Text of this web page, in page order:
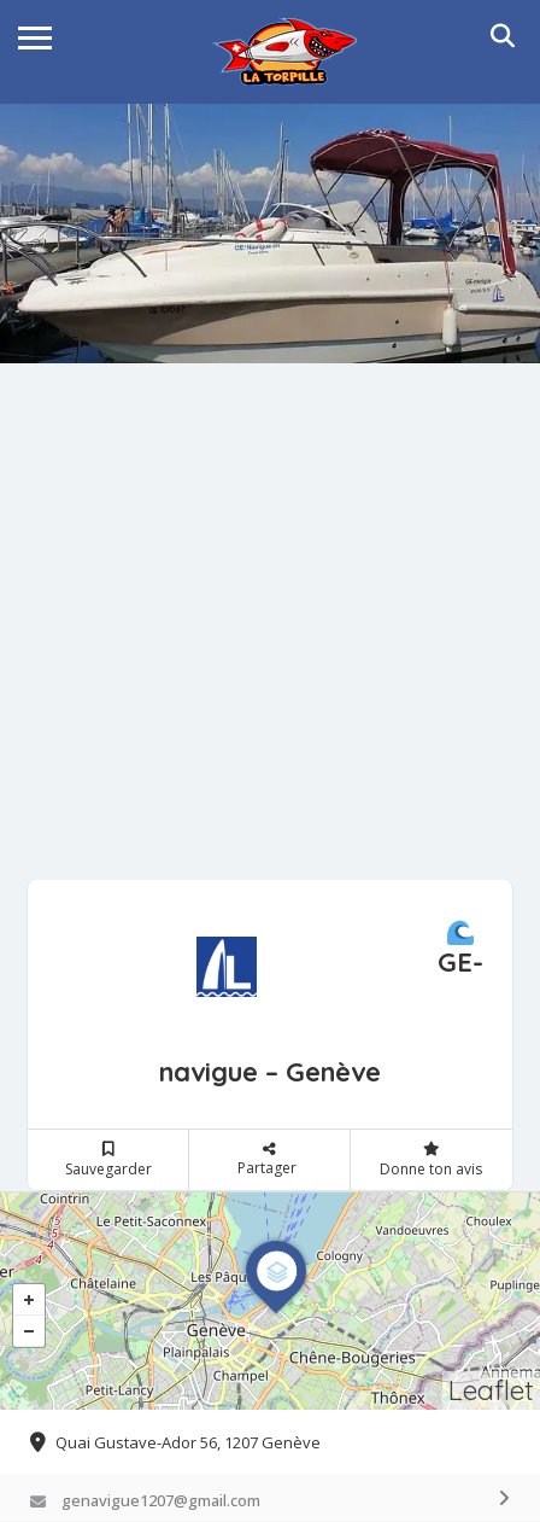
GE-
navigue – Genève
Sauvegarder Partager Donne ton avis
Leaflet
Quai Gustave-Ador 56, 1207 Genève
genavigue1207@gmail.com